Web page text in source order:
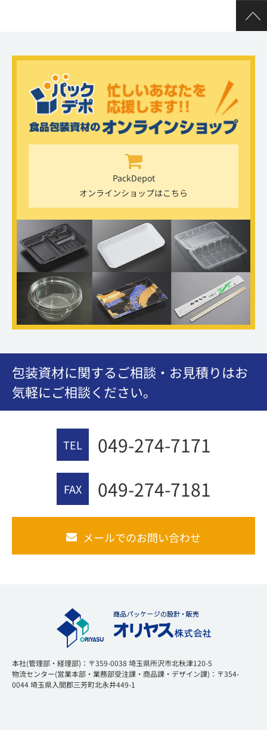
PackDepot
オンラインショップはこちら
包装資材に関するご相談・お見積りはお
気軽にご相談ください。
TEL 049-274-7171
FAX 049-274-7181
メールでのお問い合わせ
本社(管理部・経理部)：〒359-0038 埼玉県所沢市北秋津120-5
物流センター(営業本部・業務部受注課・商品課・デザイン課)：〒354-
0044 埼玉県入間郡三芳町北永井449-1